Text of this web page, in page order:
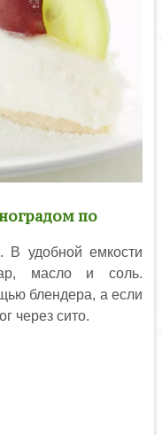
по
В удобной емкости
масло и соль.
блендера, а если
через сито.